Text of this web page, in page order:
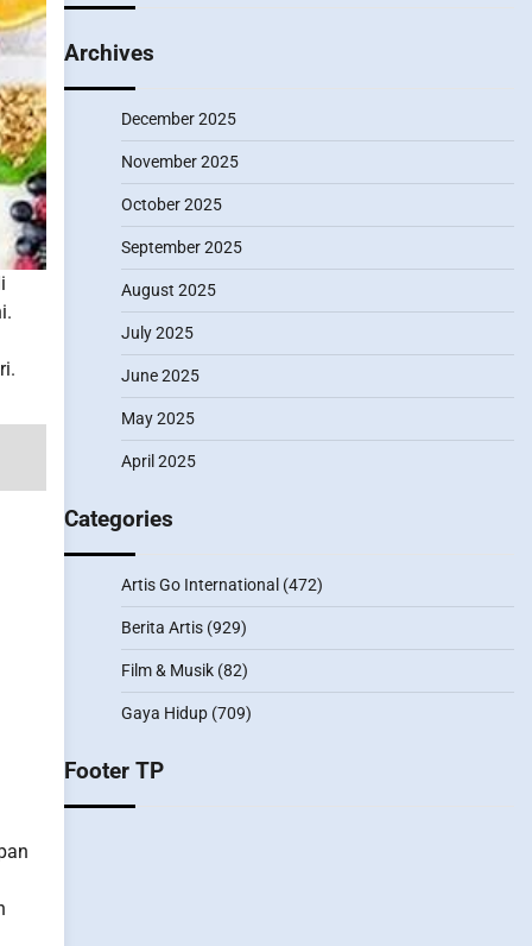
Archives
December 2025
November 2025
October 2025
September 2025
August 2025
July 2025
June 2025
May 2025
April 2025
Categories
Artis Go International (472)
Berita Artis(929)
Film & Musik(82)
Gaya Hidup(709)
Footer TP